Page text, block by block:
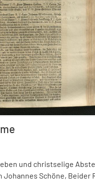
und christselige
Johannes Schöne, Beider